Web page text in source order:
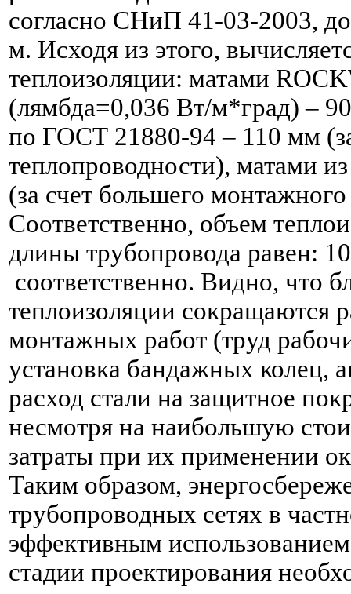
согласно СНиП 41-03-2003,
м. Исходя из этого,
теплоизоляции: матами
(лямбда=0,036 Вт/м*град) –
по ГОСТ 21880-94 – 110 мм
теплопроводности), матами
(за счет большего
Соответственно, объем
длины трубопровода равен:
соответственно. Видно, что
теплоизоляции сокращаются
монтажных работ (труд
установка бандажных колец,
расход стали на защитное
несмотря на наибольшую
затраты при их применении
Таким образом,
трубопроводных сетях в
эффективным
стадии проектирования